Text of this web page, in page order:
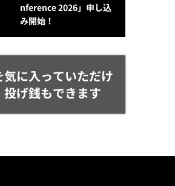
nference 2026」申し込
み開始！
気に入っていただけ
投げ銭もできます